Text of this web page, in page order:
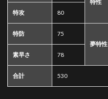
5
特性
特攻 80
特防
75
夢特性
素早さ 78
合計 530